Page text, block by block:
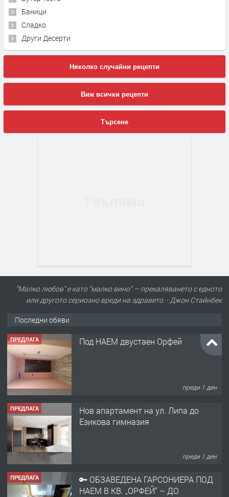
Баници
Сладко
Други Десерти
Няколко случайни рецепти
Виж всички рецепти
Търсене
"Малко любов" е като "малко вино" — прекаляването с едното
или другото сериозно вреди на здравето. - Джон Стайнбек
Последни обяви
ПРЕДЛАГА Под НАЕМ двустаен Орфей
преди 1 ден
ПРЕДЛАГА
Нов апартамент на ул. Липа до
Езикова гимназия
преди 1 ден
ПРЕДЛАГА
🔑 ОБЗАВЕДЕНА ГАРСОНИЕРА ПОД
НАЕМ В КВ. „ОРФЕЙ“ – ДО